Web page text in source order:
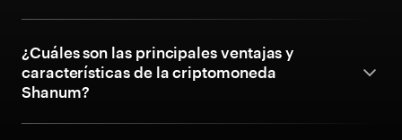
¿Cuáles son las principales ventajas y
características de la criptomoneda
Shanum?